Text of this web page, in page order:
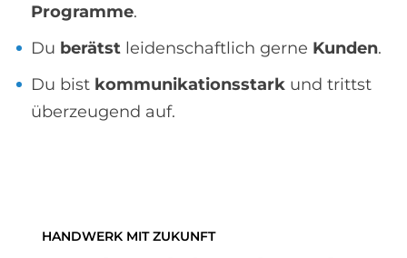
Programme.
Du berätst leidenschaftlich gerne Kunden.
Du bist kommunikationsstark und trittst
überzeugend auf.
HANDWERK MIT ZUKUNFT